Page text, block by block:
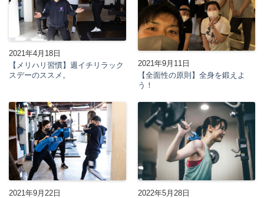
2021年4月18日
【メリハリ習慣】週イチリラック
スデーのススメ。
2021年9月11日
【全面性の原則】全身を鍛えよ
う！
2021年9月22日
2022年5月28日